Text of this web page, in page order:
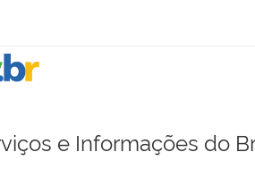
principal de navegação
e Informações do